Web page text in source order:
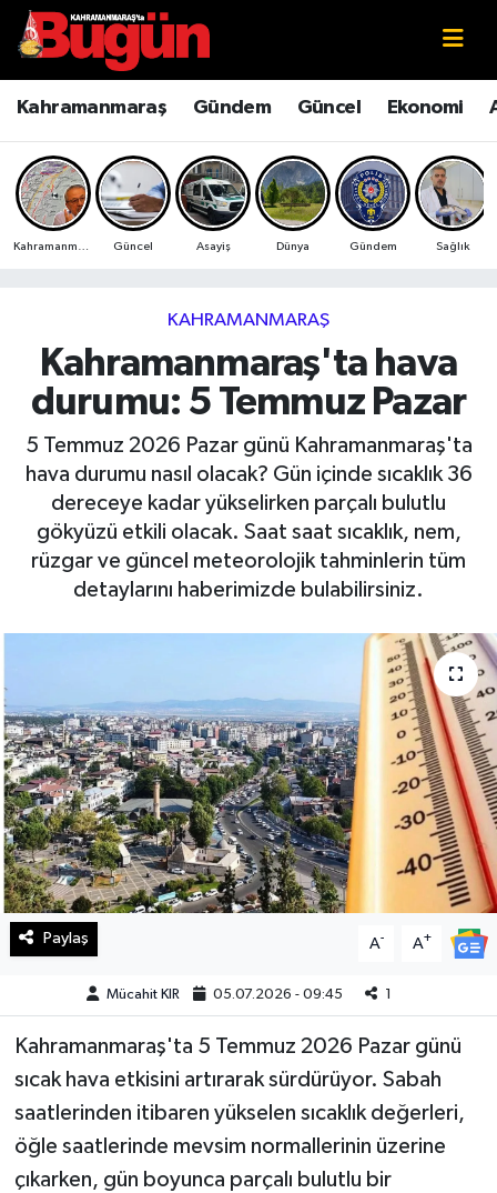
Kahramanmaraş Gündem Güncel Ekonomi
Güncel Asayiş Dünya Gündem Sağlık
KAHRAMANMARAŞ
Kahramanmaraş'ta hava
durumu: 5 Temmuz Pazar
5 Temmuz 2026 Pazar günü Kahramanmaraş'ta
hava durumu nasıl olacak? Gün içinde sıcaklık 36
dereceye kadar yükselirken parçalı bulutlu
gökyüzü etkili olacak. Saat saat sıcaklık, nem,
rüzgar ve güncel meteorolojik tahminlerin tüm
detaylarını haberimizde bulabilirsiniz.
Paylaş A- A+
Mücahit KIR 05.07.2026 - 09:45 1
Kahramanmaraş'ta 5 Temmuz 2026 Pazar günü
sıcak hava etkisini artırarak sürdürüyor. Sabah
saatlerinden itibaren yükselen sıcaklık değerleri,
öğle saatlerinde mevsim normallerinin üzerine
çıkarken, gün boyunca parçalı bulutlu bir
Kahramanmaraş
Kahramanmaraş Sokak Röportajları
Bilim ve Teknoloji
Çevre
Ekonomi
Güncel
Haberde İnsan
Kültür Sanat
Manşet Altı
Manşetler
Resmi İlan
Sağlık
Spor
SürManşet
Teknoloji
Yaşam
Kahramanmaraş Nöbetçi Eczaneler
Kahramanmaraş Hava Durumu
Kahramanmaraş Namaz Vakitleri
Kahramanmaraş Trafik Yoğunluk Haritası
Süper Lig Puan Durumu ve Fikstür
Tüm Manşetler
Haber Arşivi